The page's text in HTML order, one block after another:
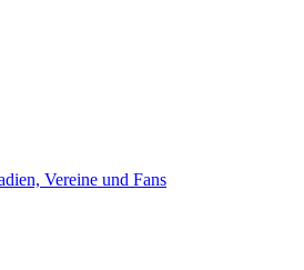
Vereine und Fans